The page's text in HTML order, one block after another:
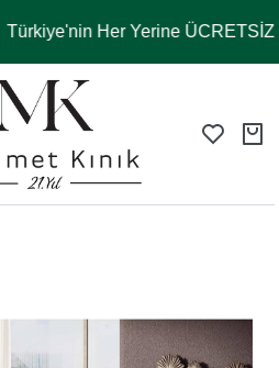
Türkiye'nin Her Yerine ÜCRETSİZ